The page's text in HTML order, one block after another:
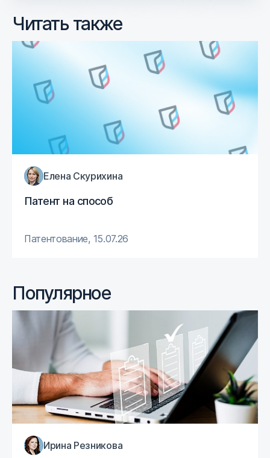
Читать также
Патент на способ
Елена Скурихина
Патентование, 15.07.26
Популярное
Ирина Резникова